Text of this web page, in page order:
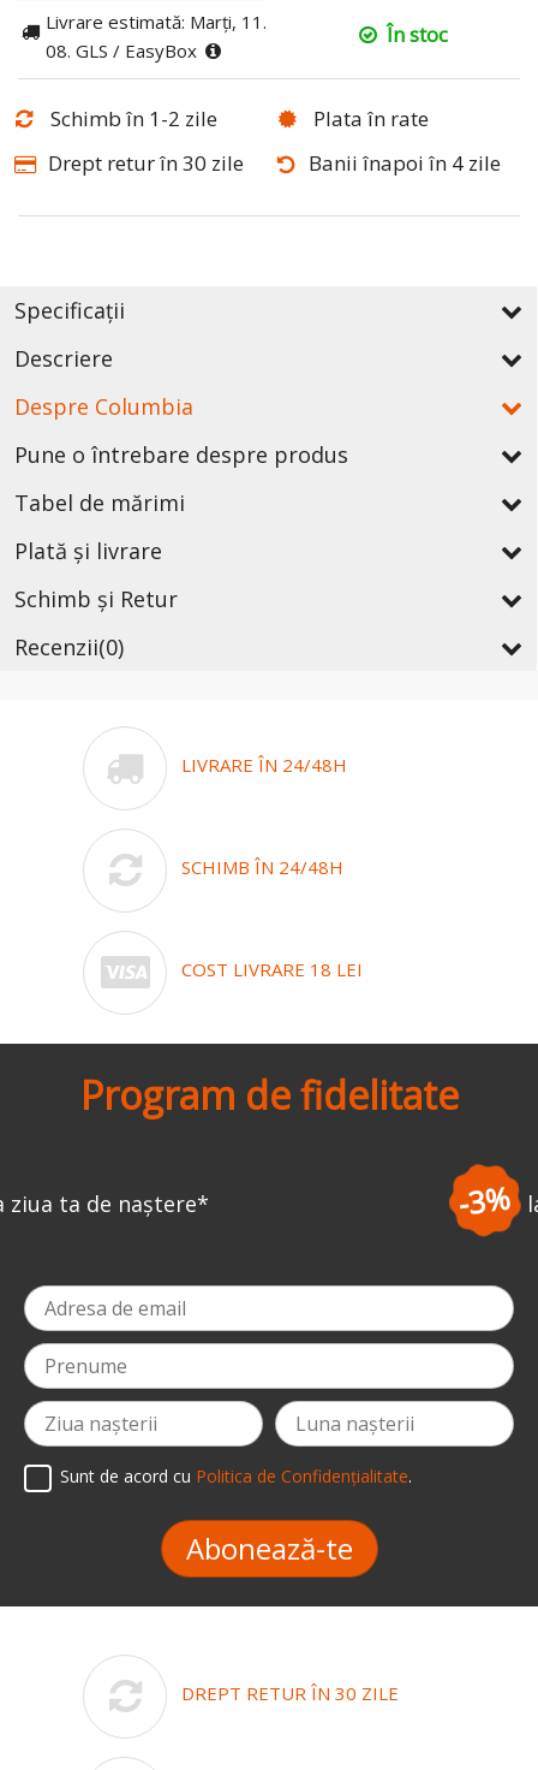
Livrare estimată: Marți, 11.
08. GLS / EasyBox
În stoc
Schimb în 1-2 zile
Plata în rate
Drept retur în 30 zile
Banii înapoi în 4 zile
Specificații
Descriere
Despre Columbia
Pune o întrebare despre produs
Tabel de mărimi
Plată și livrare
Schimb și Retur
Recenzii(0)
LIVRARE ÎN 24/48H
SCHIMB ÎN 24/48H
COST LIVRARE 18 LEI
Program de fidelitate
-3%
Sunt de acord cu Politica de Confidențialitate.
Abonează-te
DREPT RETUR ÎN 30 ZILE